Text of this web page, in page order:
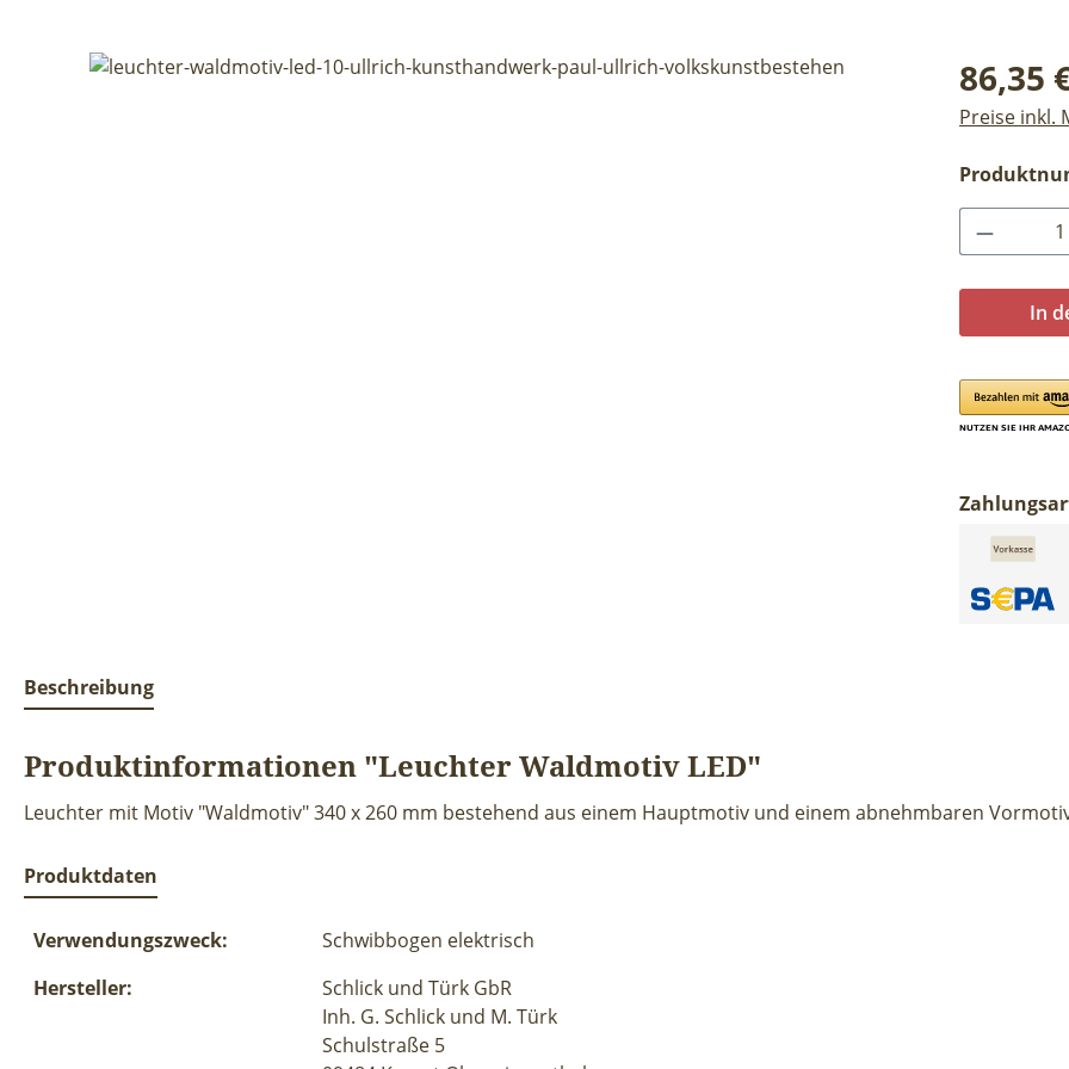
Bildergalerie überspringen Regulärer
86,35
Preise inkl.
In
Beschreibung
Produktinformationen "Leuchter Waldmotiv LED"
Leuchter mit Motiv "Waldmotiv" 340 x 260 mm bestehend aus einem Hauptmotiv und einem abnehmbaren
Produktdaten
Verwendungszweck:
Schwibbogen elektrisch
Hersteller:
Schlick und Türk GbR
Inh. G. Schlick und M. Türk
Schulstraße 5